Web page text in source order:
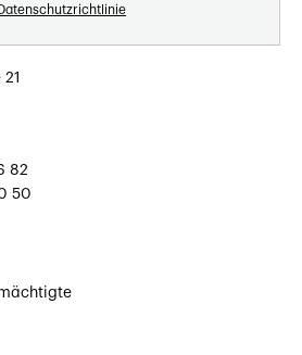
Datenschutzrichtlinie
82
50